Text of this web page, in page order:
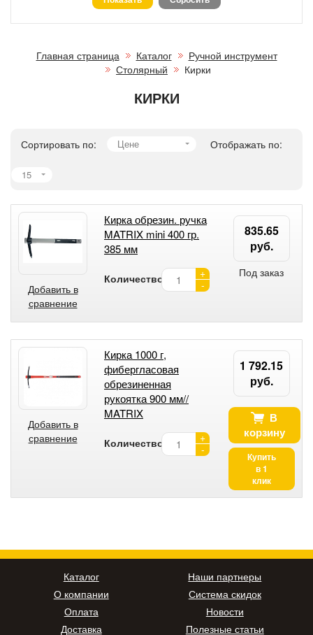
Главная страница Каталог
Ручной инструмент
Столярный
Кирки
КИРКИ
Сортировать по: Цене Отображать по:
15
Добавить в
сравнение
Кирка обрезин. ручка
MATRIX mini 400 гр.
385 мм
Количество:
+
-
835.65
руб.
Под заказ
Добавить в
сравнение
Кирка 1000 г,
фибергласовая
обрезиненная
рукоятка 900 мм//
MATRIX
Количество:
+
-
1 792.15
руб.
В
корзину
Купить
в 1
клик
Каталог
О компании
Оплата
Доставка
Наши партнеры
Система скидок
Новости
Полезные статьи